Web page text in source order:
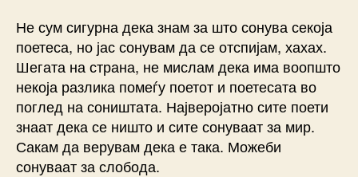
Не сум сигурна дека знам за што сонува секоја
поетеса, но јас сонувам да се отспијам, хахах.
Шегата на страна, не мислам дека има воопшто
некоја разлика помеѓу поетот и поетесата во
поглед на соништата. Најверојатно сите поети
знаат дека се ништо и сите сонуваат за мир.
Сакам да верувам дека е така. Можеби
сонуваат за слобода.